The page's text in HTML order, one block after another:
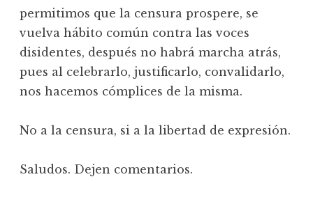
permitimos que la censura prospere, se
vuelva hábito común contra las voces
disidentes, después no habrá marcha atrás,
pues al celebrarlo, justificarlo, convalidarlo,
nos hacemos cómplices de la misma.
No a la censura, si a la libertad de expresión.
Saludos. Dejen comentarios.